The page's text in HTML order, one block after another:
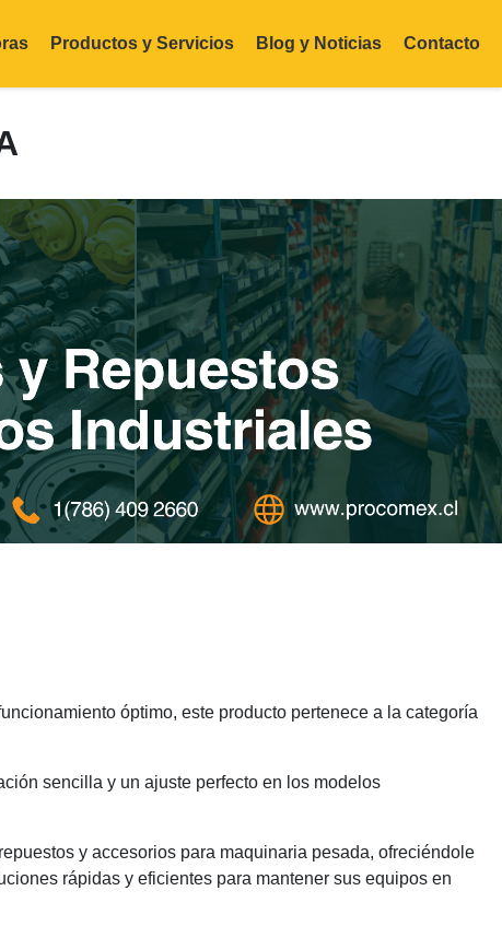
Productos y Servicios Blog y Noticias Contacto
óptimo, este producto pertenece a la categoría
sencilla y un ajuste perfecto en los modelos
y accesorios para maquinaria pesada, ofreciéndole
rápidas y eficientes para mantener sus equipos en